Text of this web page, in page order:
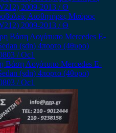
Αισθητήρες Μαύρος
2009-2013 / Θ
Βάση Λογότυπο Mercedes E-
(sdn) 4πορτο (4θυρο)
/ Οc1